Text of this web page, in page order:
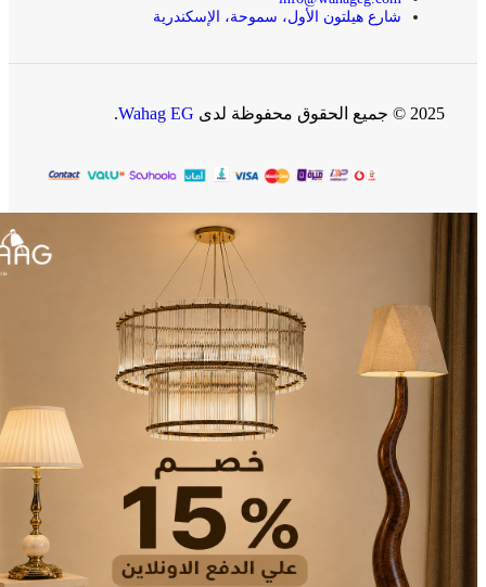
شارع هيلتون الأول، سموحة، الإسكندرية
2025 © جميع الحقوق محفوظة لدى Wahag EG
.